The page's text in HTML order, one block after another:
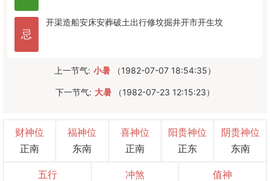
忌
开渠造船安床安葬破土出行修坟掘井开市开生坟
上一节气: 小暑 （1982-07-07 18:54:35）
下一节气: 大暑 （1982-07-23 12:15:23）
财神位
正南
福神位
东南
喜神位
正南
阳贵神位
正东
阴贵神位
东南
五行
冲煞
值神